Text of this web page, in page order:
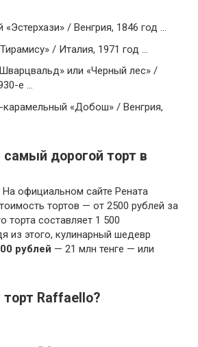
/ Венгрия, 1846 год …
/ Италия, 1971 год …
или «Черный лес» /
е …
«Добош» / Венгрия,
самый дорогой торт в
официальном сайте Рената
тортов — от 2500 рублей за
торта составляет 1 500
из этого, кулинарный шедевр
рублей — 21 млн тенге — или
Raffaello?